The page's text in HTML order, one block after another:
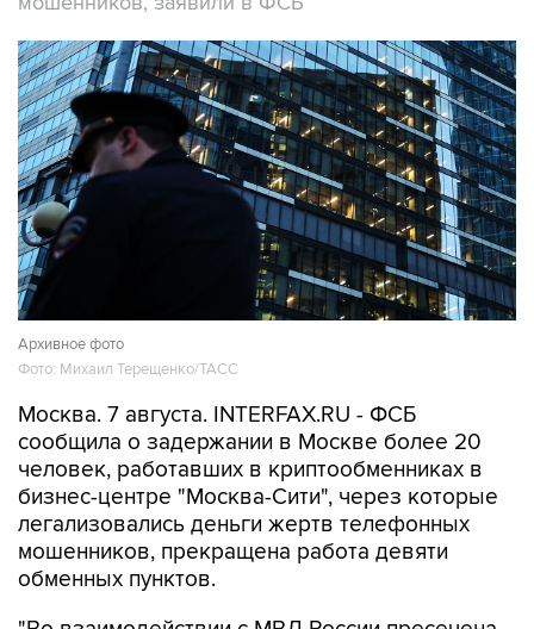
Архивное фото
Фото: Михаил Терещенко/ТАСС
Москва. 7 августа. INTERFAX.RU - ФСБ
сообщила о задержании в Москве более 20
человек, работавших в криптообменниках в
бизнес-центре "Москва-Сити", через которые
легализовались деньги жертв телефонных
мошенников, прекращена работа девяти
обменных пунктов.